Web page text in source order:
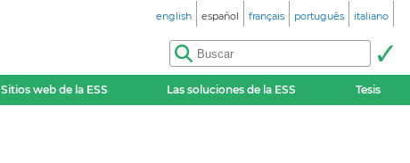
english español français português italiano
Sitios web de la ESS Las soluciones de la ESS Tesis